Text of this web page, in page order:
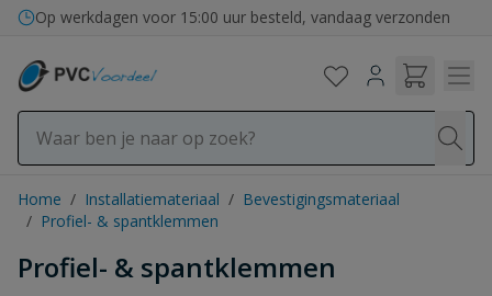
Ga naar de inhoud
Op werkdagen voor 15:00 uur besteld, vandaag verzonden
Home / Installatiemateriaal / Bevestigingsmateriaal
/ Profiel- & spantklemmen
Profiel- & spantklemmen